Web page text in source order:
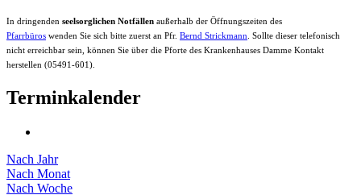
In dringenden seelsorglichen Notfällen außerhalb der Öffnungszeiten des
Pfarrbüros wenden Sie sich bitte zuerst an Pfr. Bernd Strickmann . Sollte dieser telefonisch
nicht erreichbar sein, können Sie über die Pforte des Krankenhauses Damme Kontakt
herstellen (05491-601).
Terminkalender
Nach Jahr
Nach Monat
Nach Woche